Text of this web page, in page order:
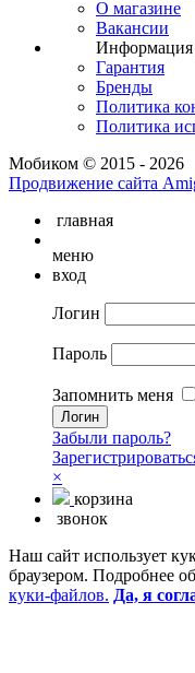
О магазине
Вакансии
Информация
Гарантия
Бренды
Политика
Политика
Мобиком © 2015 - 2026
Продвижение сайта
главная
меню
вход
Логин
Пароль
Запомнить меня
Забыли пароль?
×
корзина
звонок
Наш сайт использует
браузером. Подробнее
куки-файлов. Да, я